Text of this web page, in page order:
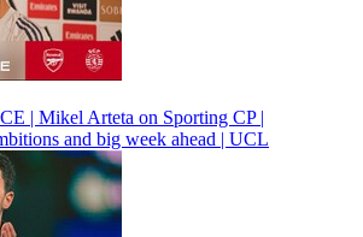
| Mikel Arteta on Sporting CP |
and big week ahead | UCL